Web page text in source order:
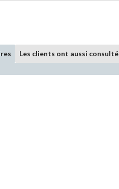
Les clients ont aussi consulté